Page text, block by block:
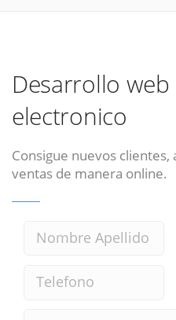
Desarrollo
electronico
Consigue nuevos
ventas de manera online.